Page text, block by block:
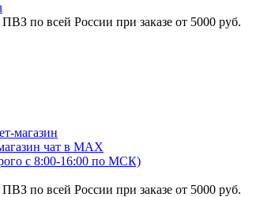
ПВЗ по всей России при заказе от 5000 руб.
магазин
чат в MAX
с 8:00-16:00 по МСК)
ПВЗ по всей России при заказе от 5000 руб.